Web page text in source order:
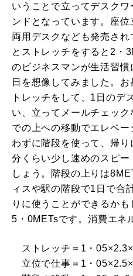
いうことで立ってデスク
ンドとなっています。座
両用デスクなども発売され
とストレッチをすると2・
のビジネスマンが生活習
日を想像してみました。
トレッチをして、1日のデ
い、立ってメールチェッ
での上への移動でエレベ
わずに階段を使って、帰
分くらい少し速めのスピー
しょう。階段の上りは
ィスや駅の階段で1日で合
りに使うことができるか
5・0METsです。消費エネ
ストレッチ＝1・
立位で仕事＝1・